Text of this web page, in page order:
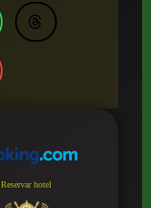
Reservar hotel